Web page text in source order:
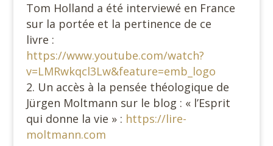
Tom Holland a été interviewé en France
sur la portée et la pertinence de ce
livre :
https://www.youtube.com/watch?
v=LMRwkqcl3Lw&feature=emb_logo
Un accès à la pensée théologique de
Jürgen Moltmann sur le blog : « l’Esprit
qui donne la vie » : https://lire-
moltmann.com